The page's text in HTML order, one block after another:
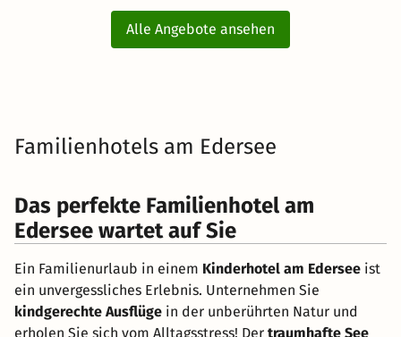
Alle Angebote ansehen
Familienhotels am Edersee
Das perfekte Familienhotel am
Edersee wartet auf Sie
Ein Familienurlaub in einem Kinderhotel am Edersee ist
ein unvergessliches Erlebnis. Unternehmen Sie
kindgerechte Ausflüge in der unberührten Natur und
erholen Sie sich vom Alltagsstress! Der traumhafte See